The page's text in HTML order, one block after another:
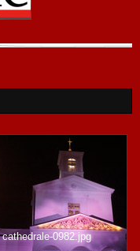
cathedrale-0982.jpg